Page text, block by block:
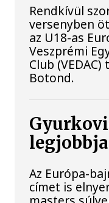
Rendkívül
versenyben
az U18-as
Veszprémi
Club
Botond.
legjobbja
Az Európa-
címet is